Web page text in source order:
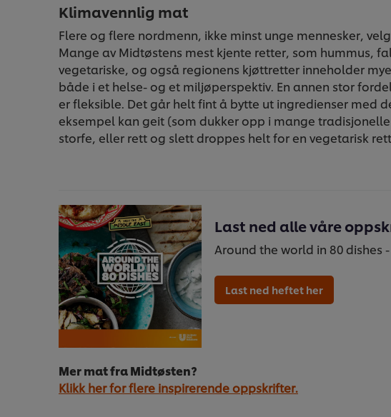
Klimavennlig mat
Flere og flere nordmenn, ikke minst unge mennesker,
Mange av Midtøstens mest kjente retter, som hummus,
vegetariske, og også regionens kjøttretter inneholder
både i et helse- og et miljøperspektiv. En annen stor
er fleksible. Det går helt fint å bytte ut ingredienser med
eksempel kan geit (som dukker opp i mange
storfe, eller rett og slett droppes helt for en vegetarisk
Last ned alle våre
Around the world in 80
Last ned heftet her
Mer mat fra Midtøsten?
Klikk her for flere inspirerende oppskrifter.